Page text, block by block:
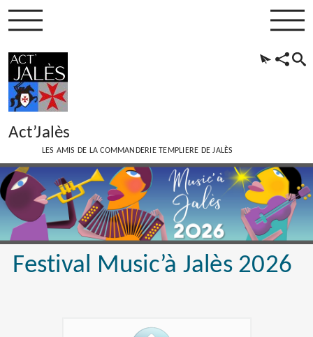
Act’Jalès
LES AMIS DE LA COMMANDERIE TEMPLIERE DE JALÈS
Festival Music’à Jalès 2026